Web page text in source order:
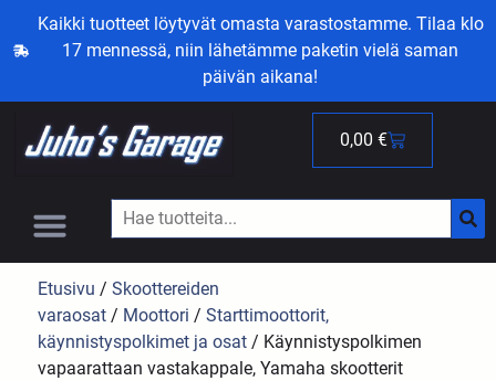
Kaikki tuotteet löytyvät omasta varastostamme. Tilaa klo
17 mennessä, niin lähetämme paketin vielä saman
päivän aikana!
0,00 €
Etusivu /Skoottereiden
varaosat / Moottori /Starttimoottorit,
käynnistyspolkimet ja osat / Käynnistyspolkimen
vapaarattaan vastakappale, Yamaha skootterit